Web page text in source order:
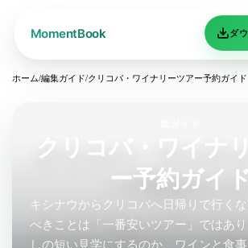
ダ
ホーム/編集ガイド/クリコバ・ワイナリーツアー予約ガイド
クリコバ・ワイナ
ー予約ガイ
キシナウからクリコバへ日帰りで行く
べきことは「一番安いツアー」ではあ
しの短い見学にするのか、ワインと食